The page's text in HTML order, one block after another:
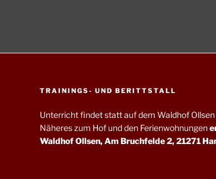
TRAININGS- UND BERITTSTALL
Unterricht findet statt auf dem Waldhof
Näheres zum Hof und den Ferienwohnungen
Waldhof Ollsen, Am Bruchfelde 2, 21271